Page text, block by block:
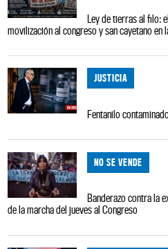
Ley de tierras al filo:
movilización al congreso y san cayetano en
JUSTICIA
Fentanilo
NO SE VENDE
Banderazo contra la
de la marcha del jueves al Congreso